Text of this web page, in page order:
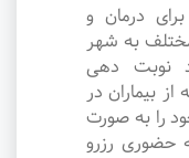
درمان و
به شهر
نوبت دهی
بیماران در
را به صورت
حضوری رزرو